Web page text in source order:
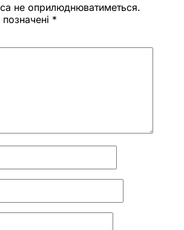
не оприлюднюватиметься.
*